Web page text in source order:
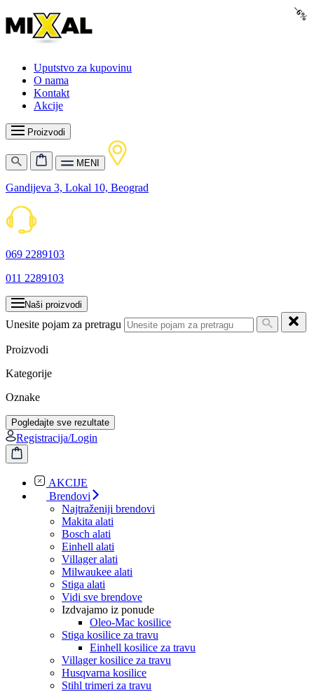
Uputstvo za kupovinu
O nama
Kontakt
Akcije
Proizvodi
MENI
Gandijeva 3, Lokal 10, Beograd
069 2289103
011 2289103
Naši proizvodi
Unesite pojam za pretragu
Proizvodi
Kategorije
Oznake
Pogledajte sve rezultate
Registracija/Login
AKCIJE
Brendovi
Najtraženiji brendovi
Makita alati
Bosch alati
Einhell alati
Villager alati
Milwaukee alati
Stiga alati
Vidi sve brendove
Izdvajamo iz ponude
Oleo-Mac kosilice
Stiga kosilice za travu
Einhell kosilice za travu
Villager kosilice za travu
Husqvarna kosilice
Stihl trimeri za travu
−6%